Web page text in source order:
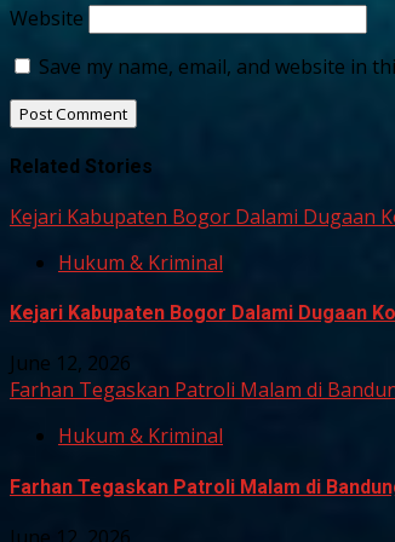
Website
Save my name, email, and website in
Related Stories
Kejari Kabupaten Bogor Dalami Dugaan
Hukum & Kriminal
Kejari Kabupaten Bogor Dalami Dugaan
June 12, 2026
Farhan Tegaskan Patroli Malam di
Hukum & Kriminal
Farhan Tegaskan Patroli Malam di